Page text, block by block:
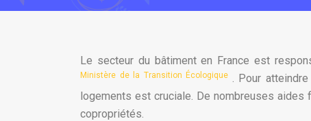
Le secteur du bâtiment en France est
Ministère de la Transition Écologique . Pour
logements est cruciale. De nombreuses
copropriétés.